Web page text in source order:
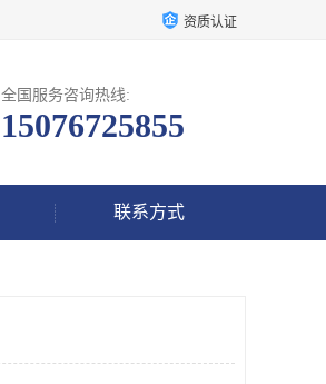
资质认证
全国服务咨询热线:
15076725855
联系方式